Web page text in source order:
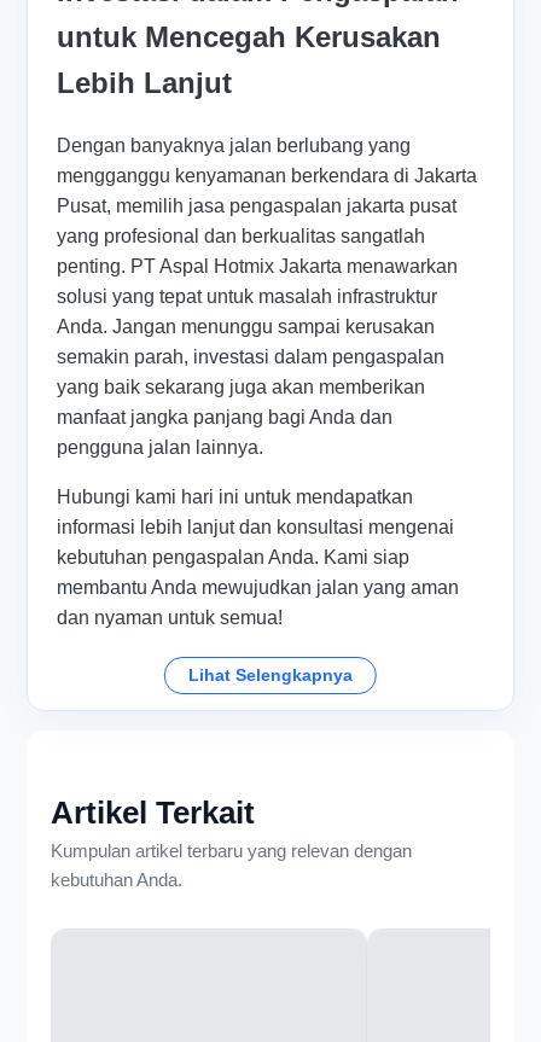
untuk Mencegah Kerusakan
Lebih Lanjut
Dengan banyaknya jalan berlubang yang
mengganggu kenyamanan berkendara di Jakarta
Pusat, memilih jasa pengaspalan jakarta pusat
yang profesional dan berkualitas sangatlah
penting. PT Aspal Hotmix Jakarta menawarkan
solusi yang tepat untuk masalah infrastruktur
Anda. Jangan menunggu sampai kerusakan
semakin parah, investasi dalam pengaspalan
yang baik sekarang juga akan memberikan
manfaat jangka panjang bagi Anda dan
pengguna jalan lainnya.
Hubungi kami hari ini untuk mendapatkan
informasi lebih lanjut dan konsultasi mengenai
kebutuhan pengaspalan Anda. Kami siap
membantu Anda mewujudkan jalan yang aman
dan nyaman untuk semua!
Lihat Selengkapnya
Artikel Terkait
Kumpulan artikel terbaru yang relevan dengan
kebutuhan Anda.